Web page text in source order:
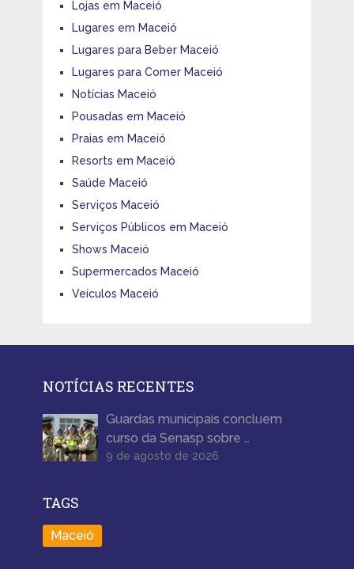
Lojas em Maceió
Lugares em Maceió
Lugares para Beber Maceió
Lugares para Comer Maceió
Notícias Maceió
Pousadas em Maceió
Praias em Maceió
Resorts em Maceió
Saúde Maceió
Serviços Maceió
Serviços Públicos em Maceió
Shows Maceió
Supermercados Maceió
Veículos Maceió
NOTÍCIAS RECENTES
Guardas municipais concluem
curso da Senasp sobre …
9 de agosto de 2026
TAGS
Maceió